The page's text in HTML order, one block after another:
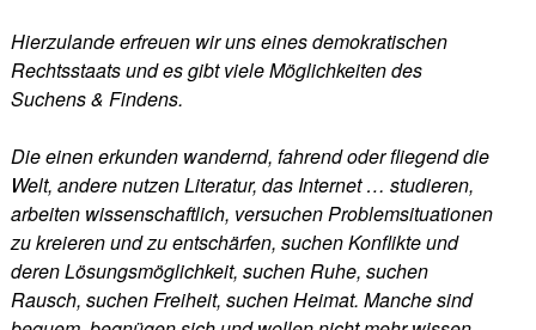
Hierzulande erfreuen wir uns eines demokratischen
Rechtsstaats und es gibt viele Möglichkeiten des
Suchens & Findens.
Die einen erkunden wandernd, fahrend oder fliegend die
Welt, andere nutzen Literatur, das Internet … studieren,
arbeiten wissenschaftlich, versuchen Problemsituationen
zu kreieren und zu entschärfen, suchen Konflikte und
deren Lösungsmöglichkeit, suchen Ruhe, suchen
Rausch, suchen Freiheit, suchen Heimat. Manche sind